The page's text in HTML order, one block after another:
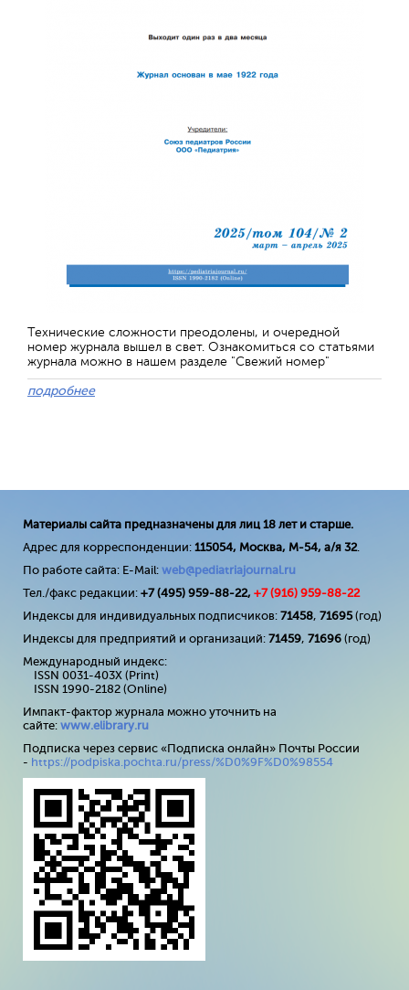
Технические сложности преодолены, и очередной
номер журнала вышел в свет. Ознакомиться со статьями
журнала можно в нашем разделе "Свежий номер"
подробнее
Материалы сайта предназначены для лиц 18 лет и старше.
Адрес для корреспонденции: 115054, Москва, М-54, а/я 32.
По работе сайта: E-Mail: web@pediatriajournal.ru
Тел./факс редакции: +7 (495) 959-88-22, +7 (916) 959-88-22
Индексы для индивидуальных подписчиков: 71458, 71695(год)
Индексы для предприятий и организаций: 71459, 71696 (год)
Международный индекс:
ISSN 0031-403X (Print)
ISSN 1990-2182 (Online)
Импакт-фактор журнала можно уточнить на
сайте: www.elibrary.ru
Подписка через сервис «Подписка онлайн» Почты России
- https://podpiska.pochta.ru/press/%D0%9F%D0%98554